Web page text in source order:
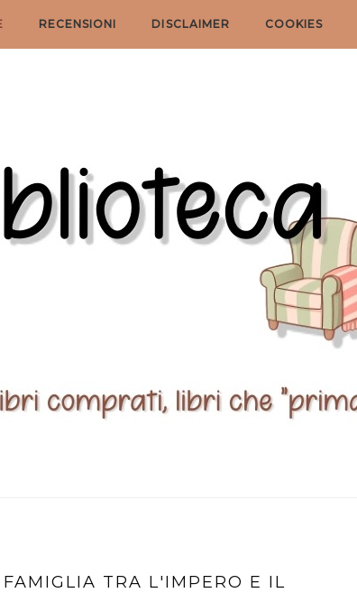
RECENSIONI DISCLAIMER COOKIES
TRA L'IMPERO E IL